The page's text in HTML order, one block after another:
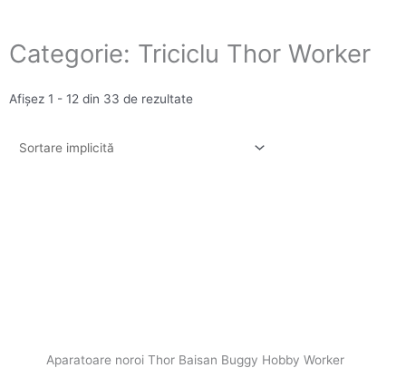
Categorie: Triciclu Thor Worker
Afișez 1 - 12 din 33 de rezultate
Aparatoare noroi Thor Baisan Buggy Hobby Worker